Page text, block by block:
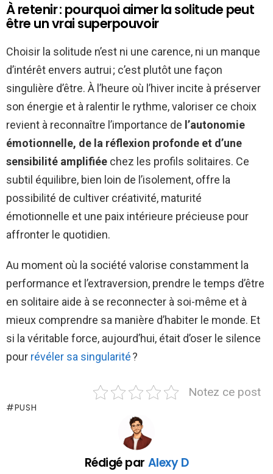
À retenir : pourquoi aimer la solitude peut
être un vrai superpouvoir
Choisir la solitude n’est ni une carence, ni un manque
d’intérêt envers autrui ; c’est plutôt une façon
singulière d’être. À l’heure où l’hiver incite à préserver
son énergie et à ralentir le rythme, valoriser ce choix
revient à reconnaître l’importance de l’autonomie
émotionnelle, de la réflexion profonde et d’une
sensibilité amplifiée chez les profils solitaires. Ce
subtil équilibre, bien loin de l’isolement, offre la
possibilité de cultiver créativité, maturité
émotionnelle et une paix intérieure précieuse pour
affronter le quotidien.
Au moment où la société valorise constamment la
performance et l’extraversion, prendre le temps d’être
en solitaire aide à se reconnecter à soi-même et à
mieux comprendre sa manière d’habiter le monde. Et
si la véritable force, aujourd’hui, était d’oser le silence
pour révéler sa singularité?
Notez ce post
PUSH
Rédigé par Alexy D